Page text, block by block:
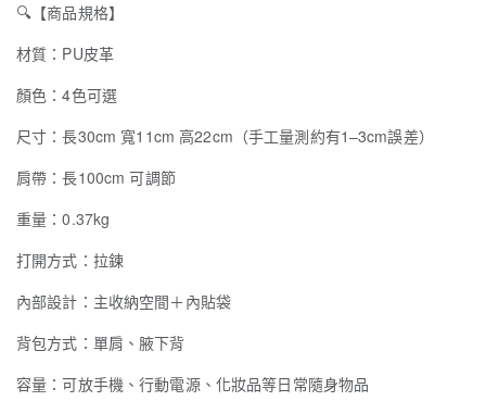
🔍 【商品規格】
材質：PU皮革
顏色：4色可選
尺寸：長30cm 寬11cm 高22cm（手工量測約有1–3cm誤差）
肩帶：長100cm 可調節
重量：0.37kg
打開方式：拉鍊
內部設計：主收納空間＋內貼袋
背包方式：單肩、腋下背
容量：可放手機、行動電源、化妝品等日常隨身物品